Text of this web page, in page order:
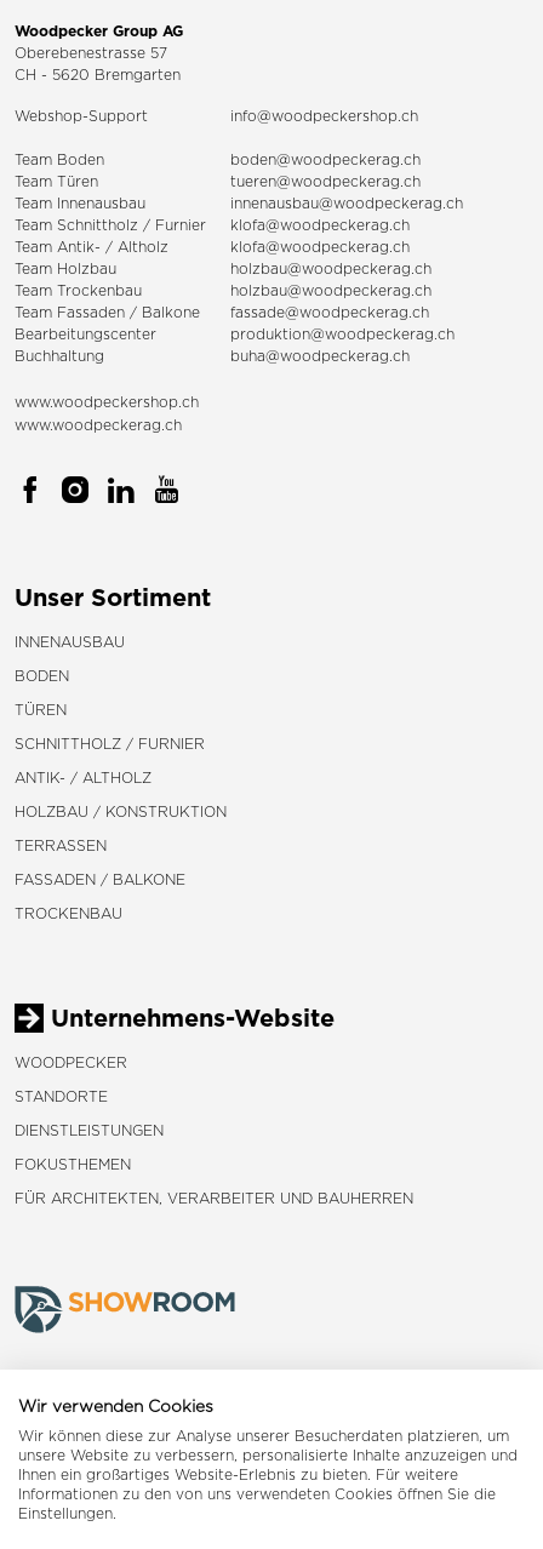
Woodpecker Group AG
Oberebenestrasse 57
CH - 5620 Bremgarten
Webshop-Support info@woodpeckershop.ch
Team Boden
boden@woodpeckerag.ch
Team Türen
tueren@woodpeckerag.ch
Team Innenausbau
innenausbau@woodpeckerag.ch
Team Schnittholz / Furnier
klofa@woodpeckerag.ch
Team Antik- / Altholz
klofa@woodpeckerag.ch
Team Holzbau
holzbau@woodpeckerag.ch
Team Trockenbau
holzbau@woodpeckerag.ch
Team Fassaden / Balkone
fassade@woodpeckerag.ch
Bearbeitungscenter
produktion@woodpeckerag.ch
Buchhaltung
buha@woodpeckerag.ch
www.woodpeckershop.ch
www.woodpeckerag.ch
Unser Sortiment
INNENAUSBAU
BODEN
TÜREN
SCHNITTHOLZ / FURNIER
ANTIK- / ALTHOLZ
HOLZBAU / KONSTRUKTION
TERRASSEN
FASSADEN / BALKONE
TROCKENBAU
Unternehmens-Website
WOODPECKER
STANDORTE
DIENSTLEISTUNGEN
FOKUSTHEMEN
FÜR ARCHITEKTEN, VERARBEITER UND BAUHERREN
Landquart
Reiden
Wir verwenden Cookies
Wir können diese zur Analyse unserer Besucherdaten platzieren, um
unsere Website zu verbessern, personalisierte Inhalte anzuzeigen und
Ihnen ein großartiges Website-Erlebnis zu bieten. Für weitere
Informationen zu den von uns verwendeten Cookies öffnen Sie die
Einstellungen.